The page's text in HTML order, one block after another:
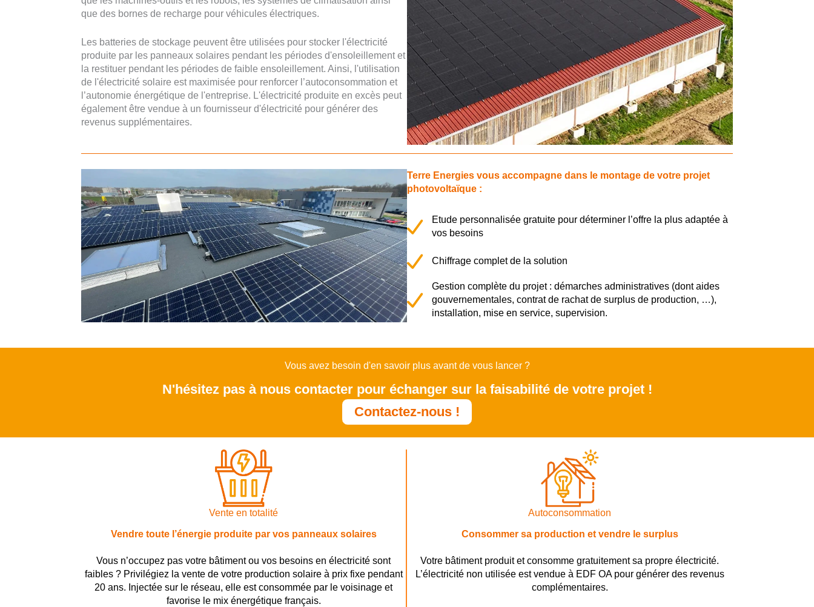
que des bornes de recharge pour véhicules électriques.
Les batteries de stockage peuvent être utilisées pour stocker l'électricité
produite par les panneaux solaires pendant les périodes d'ensoleillement et
la restituer pendant les périodes de faible ensoleillement. Ainsi, l'utilisation
de l'électricité solaire est maximisée pour renforcer l’autoconsommation et
l’autonomie énergétique de l'entreprise. L'électricité produite en excès peut
également être vendue à un fournisseur d'électricité pour générer des
revenus supplémentaires.
Terre Energies vous accompagne dans le montage de votre projet
photovoltaïque :
Etude personnalisée gratuite pour déterminer l’offre la plus adaptée à
vos besoins
Chiffrage complet de la solution
Gestion complète du projet : démarches administratives (dont aides
gouvernementales, contrat de rachat de surplus de production, …),
installation, mise en service, supervision.
Vous avez besoin d'en savoir plus avant de vous lancer ?
N'hésitez pas à nous contacter pour échanger sur la faisabilité de votre projet !
Contactez-nous !
Vente en totalité
Vendre toute l’énergie produite par vos panneaux solaires
Vous n’occupez pas votre bâtiment ou vos besoins en électricité sont
faibles ? Privilégiez la vente de votre production solaire à prix fixe pendant
20 ans. Injectée sur le réseau, elle est consommée par le voisinage et
favorise le mix énergétique français.
Autoconsommation
Consommer sa production et vendre le surplus
Votre bâtiment produit et consomme gratuitement sa propre électricité.
L’électricité non utilisée est vendue à EDF OA pour générer des revenus
complémentaires.